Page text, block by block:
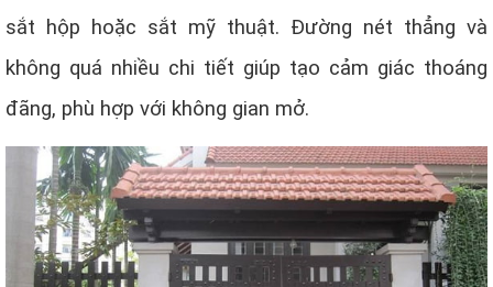
sắt hộp hoặc sắt mỹ thuật. Đường nét thẳng và
không quá nhiều chi tiết giúp tạo cảm giác thoáng
đãng, phù hợp với không gian mở.